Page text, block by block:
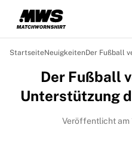
Highlights
Weltmeisterschaftsauktionen
Legend-Kollektion
Tour de France
Auktionen
StartseiteNeuigkeitenDer Fußball
Der Fußball
Unterstützung
Veröffentlicht am